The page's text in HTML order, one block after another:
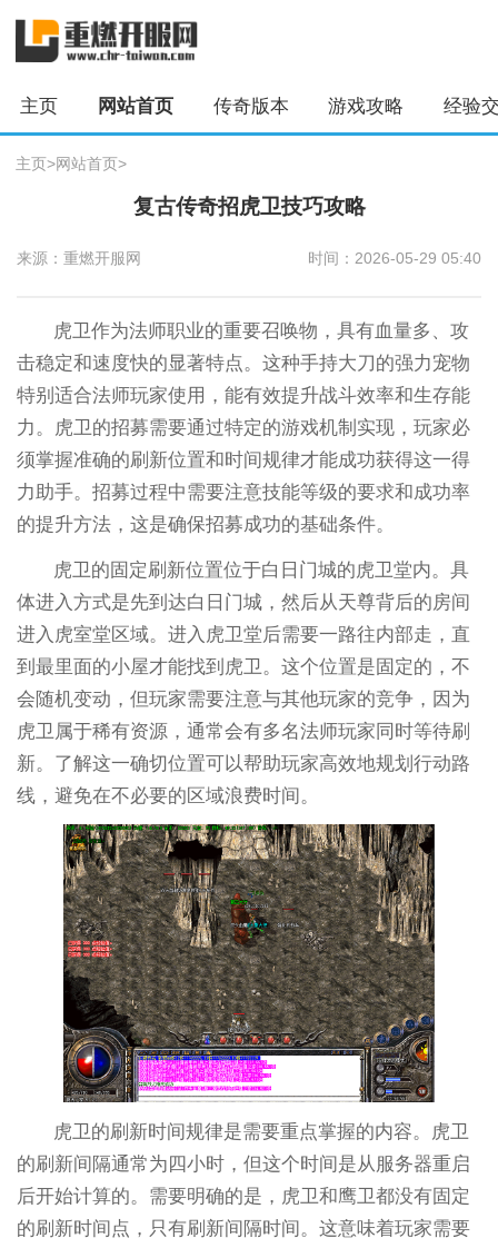
主页 网站首页 传奇版本 游戏攻略 经验
主页>网站首页>
复古传奇招虎卫技巧攻略
来源：重燃开服网 时间：2026-05-29 05:40
虎卫作为法师职业的重要召唤物，具有血量多、攻
击稳定和速度快的显著特点。这种手持大刀的强力宠物
特别适合法师玩家使用，能有效提升战斗效率和生存能
力。虎卫的招募需要通过特定的游戏机制实现，玩家必
须掌握准确的刷新位置和时间规律才能成功获得这一得
力助手。招募过程中需要注意技能等级的要求和成功率
的提升方法，这是确保招募成功的基础条件。
虎卫的固定刷新位置位于白日门城的虎卫堂内。具
体进入方式是先到达白日门城，然后从天尊背后的房间
进入虎室堂区域。进入虎卫堂后需要一路往内部走，直
到最里面的小屋才能找到虎卫。这个位置是固定的，不
会随机变动，但玩家需要注意与其他玩家的竞争，因为
虎卫属于稀有资源，通常会有多名法师玩家同时等待刷
新。了解这一确切位置可以帮助玩家高效地规划行动路
线，避免在不必要的区域浪费时间。
虎卫的刷新时间规律是需要重点掌握的内容。虎卫
的刷新间隔通常为四小时，但这个时间是从服务器重启
后开始计算的。需要明确的是，虎卫和鹰卫都没有固定
的刷新时间点，只有刷新间隔时间。这意味着玩家需要